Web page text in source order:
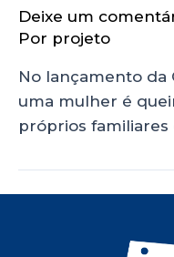
Deixe um
Por projeto
No lançamento da
uma mulher é
próprios